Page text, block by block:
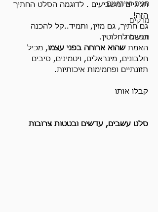
חגים ואירועים
מרקים
מבשלת
חגיגיים ומשביעים . לדוגמה הסלט החתיך
הזה!
גם חתיך, גם מזין, ותמיד..קל להכנה
וטעים לחלוטין.
האמת שהוא ארוחה בפני עצמו, מכיל
חלבונים, מינראלים, ויטמינים, סיבים
תזונתיים ופחמימות איכותיות.
קבלו אותו
סלט עשבים, עדשים ובטטות צרובות